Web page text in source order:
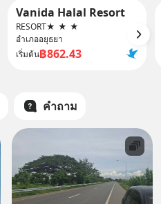
Vanida Halal Resort
RESORT★ ★ ★
อำเภออยุธยา
เริ่มต้น฿862.43
คำถาม